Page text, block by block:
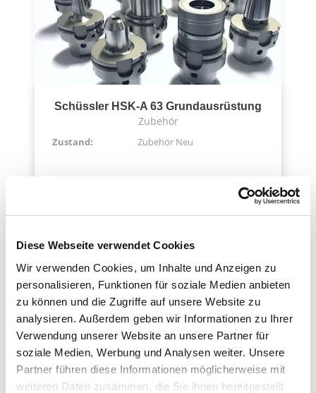
Diese Webseite verwendet Cookies
Wir verwenden Cookies, um Inhalte und Anzeigen zu
personalisieren, Funktionen für soziale Medien anbieten
zu können und die Zugriffe auf unsere Website zu
analysieren. Außerdem geben wir Informationen zu Ihrer
Verwendung unserer Website an unsere Partner für
soziale Medien, Werbung und Analysen weiter. Unsere
Partner führen diese Informationen möglicherweise mit
weiteren Daten zusammen, die Sie ihnen bereitgestellt
Schüssler HSK-A 63 Grundausrüstung
Zubehör
Zustand: Zubehör Neu
Schüssler SK 40 Grundausrüstung